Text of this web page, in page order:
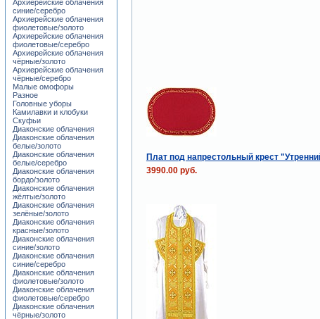
Плат под напрестольный крест
3990.00 руб.
Архиерейские облачения
синие/серебро
Архиерейские облачения
фиолетовые/золото
Архиерейские облачения
фиолетовые/серебро
Архиерейские облачения
чёрные/золото
Архиерейские облачения
чёрные/серебро
Малые омофоры
Разное
Головные уборы
Камилавки и клобуки
Скуфьи
Диаконские облачения
Диаконские облачения
белые/золото
Диаконские облачения
белые/серебро
Диаконские облачения
бордо/золото
Диаконские облачения
жёлтые/золото
Диаконские облачения
зелёные/золото
Диаконские облачения
красные/золото
Диаконские облачения
синие/золото
Диаконские облачения
синие/серебро
Диаконские облачения
фиолетовые/золото
Диаконские облачения
фиолетовые/серебро
Диаконские облачения
чёрные/золото